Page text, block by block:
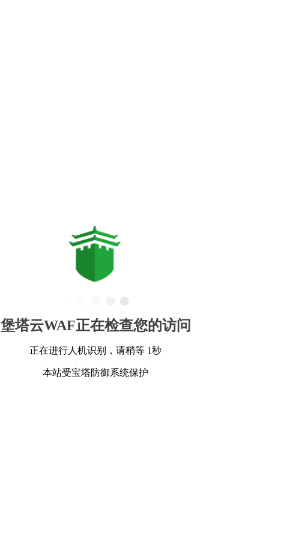
堡塔云WAF正在检查您的访问
正在进行人机识别，请稍等 1秒
本站受宝塔防御系统保护